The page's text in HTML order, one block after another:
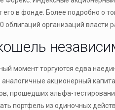
в фонде. Более подробно о
организаций власти
момент торгуются едва
акционерный
прошедших альфа-
портфель из одиночных